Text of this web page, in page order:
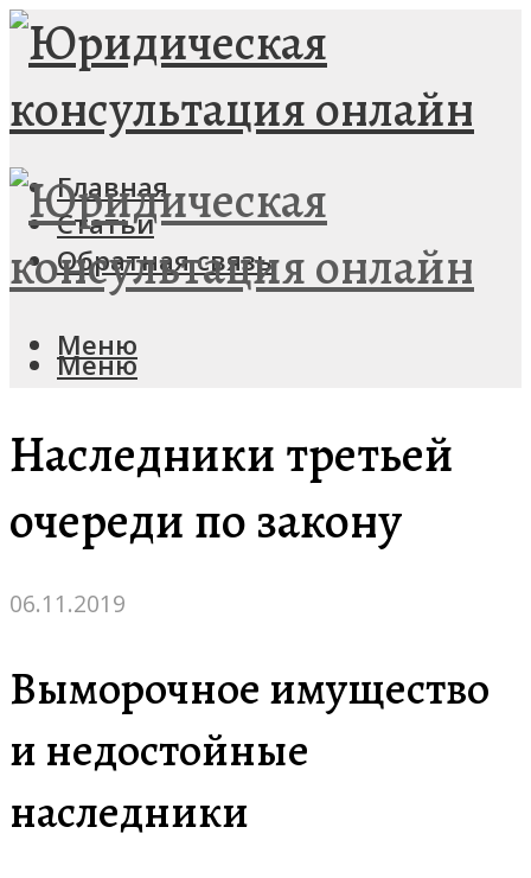
Главная
Статьи
Обратная связь
Меню
Меню
Наследники третьей
очереди по закону
06.11.2019
Выморочное имущество
и недостойные
наследники